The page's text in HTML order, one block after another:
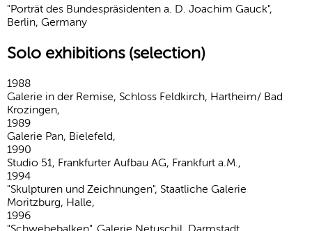
"Porträt des Bundespräsidenten a. D. Joachim Gauck",
Berlin, Germany
Solo exhibitions (selection)
1988
Galerie in der Remise, Schloss Feldkirch, Hartheim/ Bad
Krozingen,
1989
Galerie Pan, Bielefeld,
1990
Studio 51, Frankfurter Aufbau AG, Frankfurt a.M.,
1994
"Skulpturen und Zeichnungen", Staatliche Galerie
Moritzburg, Halle,
1996